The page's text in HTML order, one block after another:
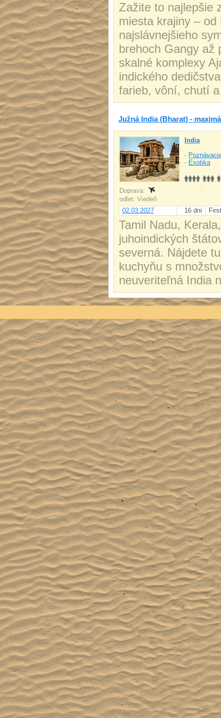
Zažite to najlepšie
miesta krajiny –
najslávnejšieho
brehoch Gangy až
skalné komplexy
indického
farieb, vôní, chutí
Južná India (Bharat) -
India
-
- Exotika
Doprava:
odlet: Viedeň
02.03.2027
16 dní
Tamil Nadu,
juhoindických
severná. Nájdete
kuchyňu s
neuveriteľná India